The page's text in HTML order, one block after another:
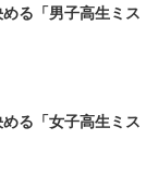
る「男子高生ミス
る「女子高生ミス